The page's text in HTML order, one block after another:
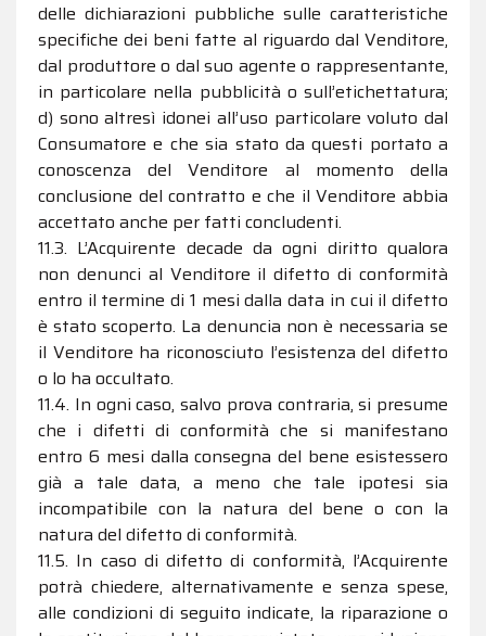
delle dichiarazioni pubbliche sulle caratteristiche
specifiche dei beni fatte al riguardo dal Venditore,
dal produttore o dal suo agente o rappresentante,
in particolare nella pubblicità o sull’etichettatura;
d) sono altresì idonei all’uso particolare voluto dal
Consumatore e che sia stato da questi portato a
conoscenza del Venditore al momento della
conclusione del contratto e che il Venditore abbia
accettato anche per fatti concludenti.
11.3. L’Acquirente decade da ogni diritto qualora
non denunci al Venditore il difetto di conformità
entro il termine di 1 mesi dalla data in cui il difetto
è stato scoperto. La denuncia non è necessaria se
il Venditore ha riconosciuto l’esistenza del difetto
o lo ha occultato.
11.4. In ogni caso, salvo prova contraria, si presume
che i difetti di conformità che si manifestano
entro 6 mesi dalla consegna del bene esistessero
già a tale data, a meno che tale ipotesi sia
incompatibile con la natura del bene o con la
natura del difetto di conformità.
11.5. In caso di difetto di conformità, l’Acquirente
potrà chiedere, alternativamente e senza spese,
alle condizioni di seguito indicate, la riparazione o